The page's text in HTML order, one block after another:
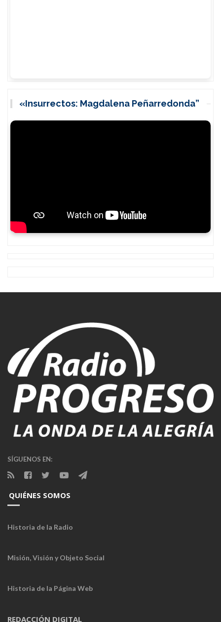
«Insurrectos: Magdalena Peñarredonda”
SÍGUENOS EN:
QUIÉNES SOMOS
Historia de la Radio
Misión, Visión y Objeto Social
Historia de la Página Web
REDACCIÓN DIGITAL